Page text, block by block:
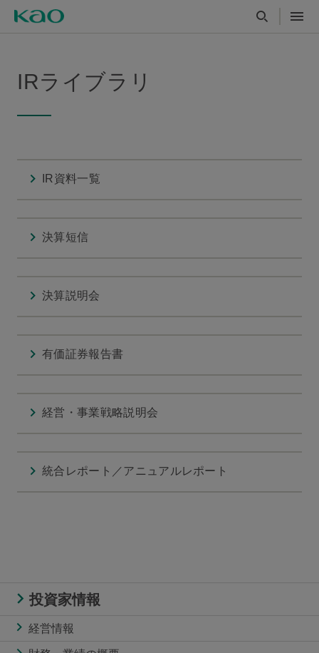
IRライブラリ
IR資料一覧
決算短信
決算説明会
有価証券報告書
経営・事業戦略説明会
統合レポート／アニュアルレポート
投資家情報
経営情報